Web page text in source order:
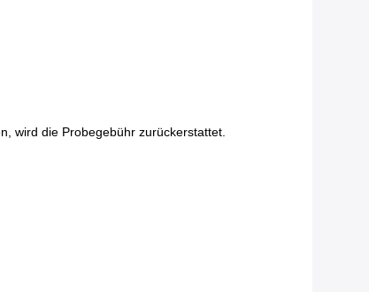
wird die Probegebühr zurückerstattet.